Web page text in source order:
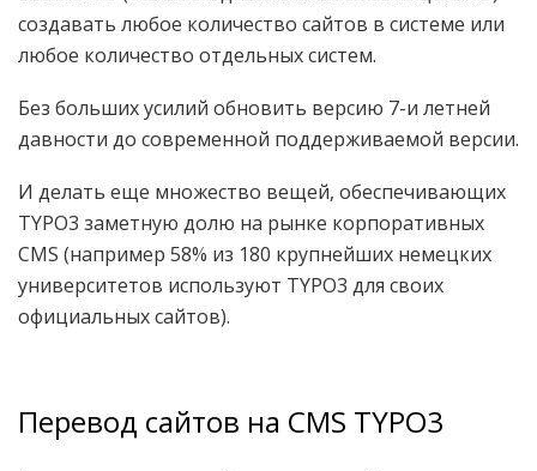
создавать любое количество сайтов в системе или
любое количество отдельных систем.
Без больших усилий обновить версию 7-и летней
давности до современной поддерживаемой версии.
И делать еще множество вещей, обеспечивающих
TYPO3 заметную долю на рынке корпоративных
CMS (например 58% из 180 крупнейших немецких
университетов используют TYPO3 для своих
официальных сайтов).
Перевод сайтов на CMS TYPO3